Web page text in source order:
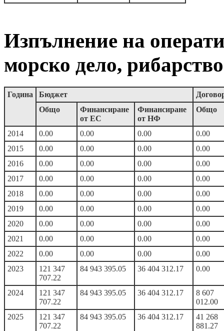
Изпълнение на
морско дело,
Година Бюджет
Общо
Финансиране
от ЕС
Финансиране
от НФ
Общо
2014 0.00 0.00 0.00
0.00
2015
0.00 0.00 0.00
0.00
2016
0.00 0.00 0.00
0.00
2017
0.00 0.00 0.00
0.00
2018
0.00 0.00 0.00
0.00
2019
0.00 0.00 0.00
0.00
2020
0.00 0.00 0.00
0.00
2021
0.00 0.00 0.00
0.00
2022
0.00 0.00 0.00
0.00
2023
121 347
707.22
84 943 395.05 36 404 312.17 0.00
2024
121 347
707.22
84 943 395.05 36 404 312.17
8 607
012.00
2025
121 347
707.22
84 943 395.05 36 404 312.17
41 268
881.27